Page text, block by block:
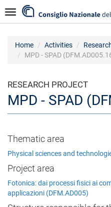
to
main
Navigazione
Home Activities
MPD - SPAD
RESEARCH PROJECT
MPD - SPAD
Thematic area
Physical sciences and
Project area
Fotonica: dai processi fisici ai
applicazioni (DFM.AD005)